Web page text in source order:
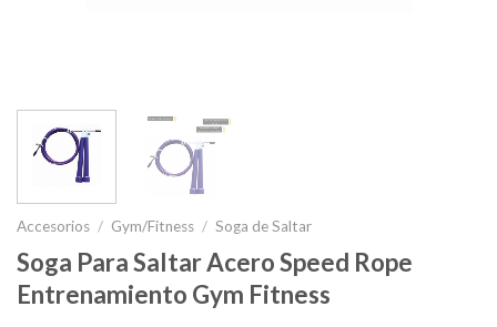
Accesorios / Gym/Fitness / Soga de Saltar
Soga Para Saltar Acero Speed Rope
Entrenamiento Gym Fitness